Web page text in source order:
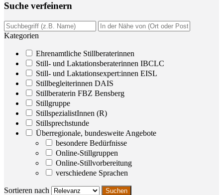
Suche ver­fei­nern
Kategorien
Ehrenamtliche Stillberaterinnen
Still- und Laktationsberaterinnen IBCLC
Still- und Laktationsexpert:innen EISL
Stillbegleiterinnen DAIS
Stillberaterin FBZ Bensberg
Stillgruppe
StillspezialistInnen (R)
Stillsprechstunde
Überregionale, bundesweite Angebote
besondere Bedürfnisse
Online-Stillgruppen
Online-Stillvorbereitung
verschiedene Sprachen
Sortieren nach